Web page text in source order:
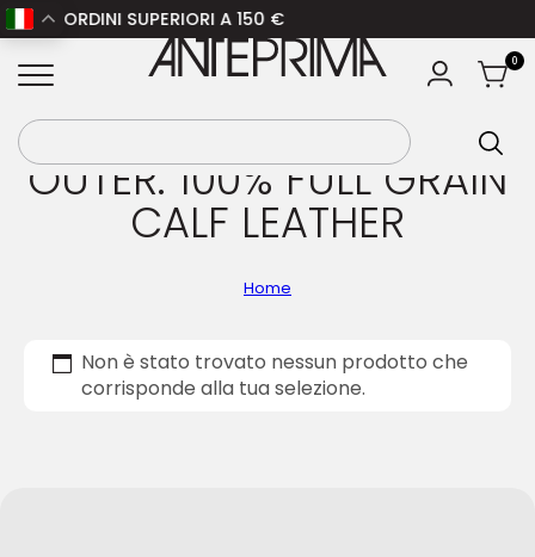
PER ORDINI SUPERIORI A 150 €
0
OUTER: 100% FULL GRAIN
CALF LEATHER
Home
Non è stato trovato nessun prodotto che
corrisponde alla tua selezione.